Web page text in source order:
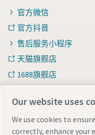
官方微信
官方抖音
售后服务小程序
天猫旗舰店
1688旗舰店
Our website uses
We use cookies to
correctly, enhance your